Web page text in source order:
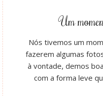
Um
Nós tivemos um
fazerem algumas
à vontade, demos
com a forma leve